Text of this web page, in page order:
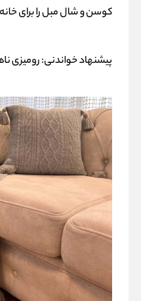
کوسن و شال مبلرا برای
پیشنهاد خواندنی:رومیزی